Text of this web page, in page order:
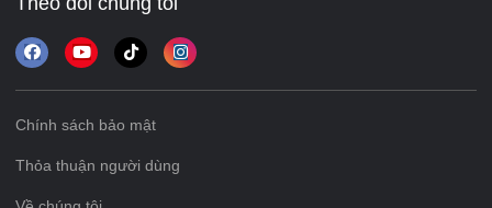
Chính sách bảo mật
Thỏa thuận người dùng